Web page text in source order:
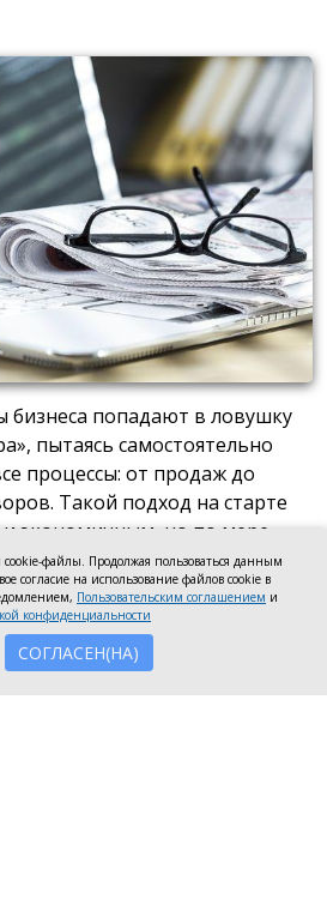
бизнеса попадают в ловушку
пытаясь самостоятельно
процессы: от продаж до
Такой подход на старте
и экономичным, но по мере
неизбежно становится
Собственник просто тонет в
фокус на стратегических целях
файлы. Продолжая пользоваться данным
согласие на использование файлов cookie в
Пользовательским соглашением и
конфиденциальности
СОГЛАСЕН(НА)